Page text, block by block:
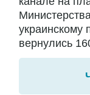
украинскому
вернулись